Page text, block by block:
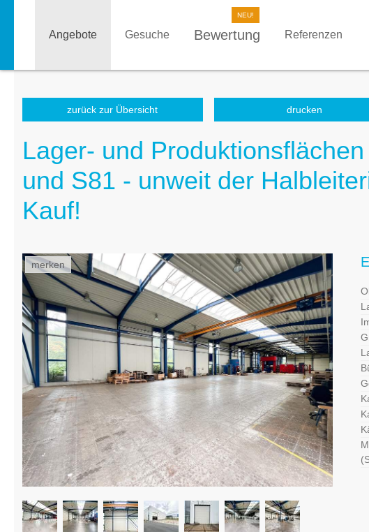
Angebote Gesuche Bewertung Referenzen
zurück zur Übersicht drucken
Lager- und
und S81 - unweit der
Kauf!
merken